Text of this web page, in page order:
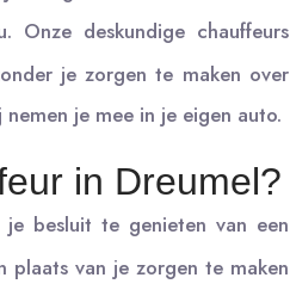
Onze deskundige chauffeurs
je zorgen te maken over
je mee in je eigen auto.
in Dreumel?
besluit te genieten van een
plaats van je zorgen te maken